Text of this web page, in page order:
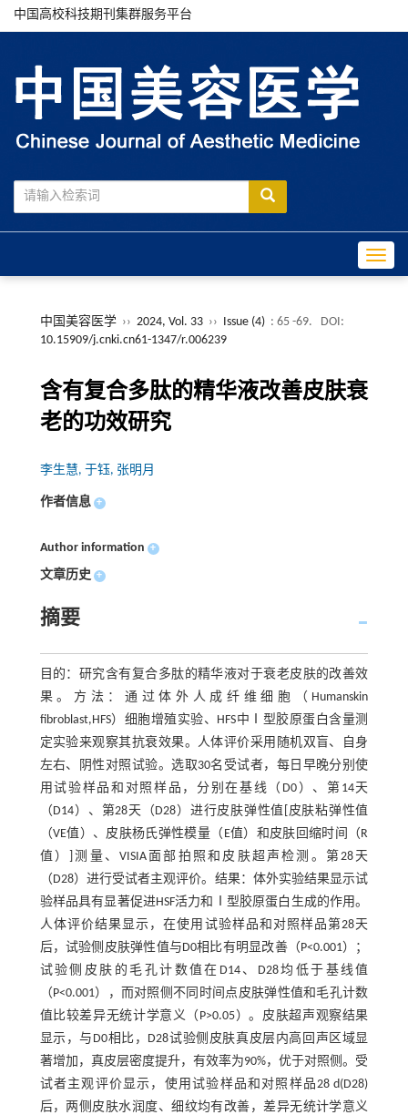
中国高校科技期刊集群服务平台
中国美容医学 ›› 2024, Vol. 33 ›› Issue (4) : 65 -69.
DOI:
10.15909/j.cnki.cn61-1347/r.006239
含有复合多肽的精华液改善皮肤衰
老的功效研究
李生慧, 于钰, 张明月
作者信息 +
Author information +
文章历史 +
摘要
目的：研究含有复合多肽的精华液对于衰老皮肤的改善效
果。方法：通过体外人成纤维细胞（Humanskin
fibroblast,HFS）细胞增殖实验、HFS中Ⅰ型胶原蛋白含量测
定实验来观察其抗衰效果。人体评价采用随机双盲、自身
左右、阴性对照试验。选取30名受试者，每日早晚分别使
用试验样品和对照样品，分别在基线（D0）、第14天
（D14）、第28天（D28）进行皮肤弹性值[皮肤粘弹性值
（VE值）、皮肤杨氏弹性模量（E值）和皮肤回缩时间（R
值）]测量、VISIA面部拍照和皮肤超声检测。第28天
（D28）进行受试者主观评价。结果：体外实验结果显示试
验样品具有显著促进HSF活力和Ⅰ型胶原蛋白生成的作用。
人体评价结果显示，在使用试验样品和对照样品第28天
后，试验侧皮肤弹性值与D0相比有明显改善（P<0.001）；
试验侧皮肤的毛孔计数值在D14、D28均低于基线值
（P<0.001），而对照侧不同时间点皮肤弹性值和毛孔计数
值比较差异无统计学意义（P>0.05）。皮肤超声观察结果
显示，与D0相比，D28试验侧皮肤真皮层内高回声区域显
著增加，真皮层密度提升，有效率为90%，优于对照侧。受
试者主观评价显示，使用试验样品和对照样品28 d(D28)
后，两侧皮肤水润度、细纹均有改善，差异无统计学意义